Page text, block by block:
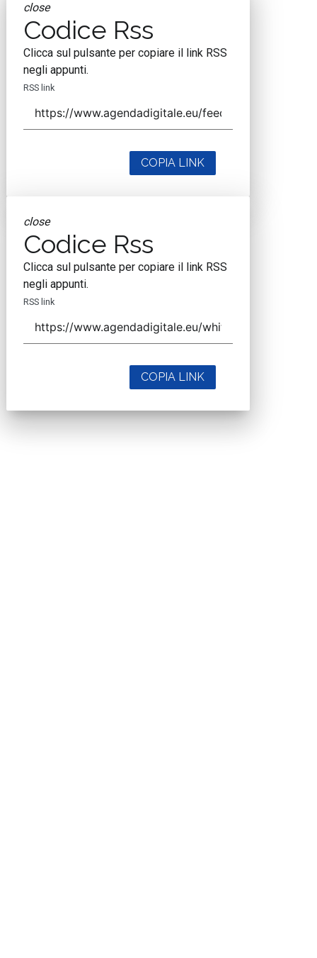
close
Codice Rss
Clicca sul pulsante per copiare il link RSS
negli appunti.
RSS link
COPIA LINK
close
Codice Rss
Clicca sul pulsante per copiare il link RSS
negli appunti.
RSS link
COPIA LINK